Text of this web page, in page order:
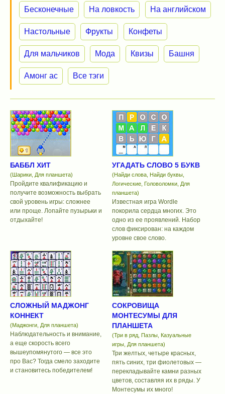
Бесконечные На ловкость На английском
Настольные Фрукты Конфеты
Для мальчиков Мода Квизы Башня
Амонг ас Все тэги
БАББЛ ХИТ
(Шарики, Для планшета)
Пройдите квалификацию и
получите возможность выбрать
свой уровень игры: сложнее
или проще. Лопайте пузырьки и
отдыхайте!
УГАДАТЬ СЛОВО 5 БУКВ
(Найди слова, Найди буквы,
Логические, Головоломки, Для
планшета)
Известная игра Wordle
покорила сердца многих. Это
одно из ее проявлений. Набор
слов фиксирован: на каждом
уровне свое слово.
СЛОЖНЫЙ МАДЖОНГ
КОННЕКТ
(Маджонги, Для планшета)
Наблюдательность и внимание,
а еще скорость всего
вышеупомянутого — все это
про Вас? Тогда смело заходите
и становитесь победителем!
СОКРОВИЩА
МОНТЕСУМЫ ДЛЯ
ПЛАНШЕТА
(Три в ряд, Пазлы, Казуальные
игры, Для планшета)
Три желтых, четыре красных,
пять синих, три фиолетовых —
перекладывайте камни разных
цветов, составляя их в ряды. У
Монтесумы их много!